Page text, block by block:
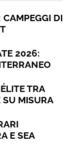
DI
2026:
TRA
SU MISURA
E SEA